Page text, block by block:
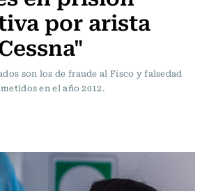
por arista
son los de fraude al Fisco y falsedad
en el año 2012.